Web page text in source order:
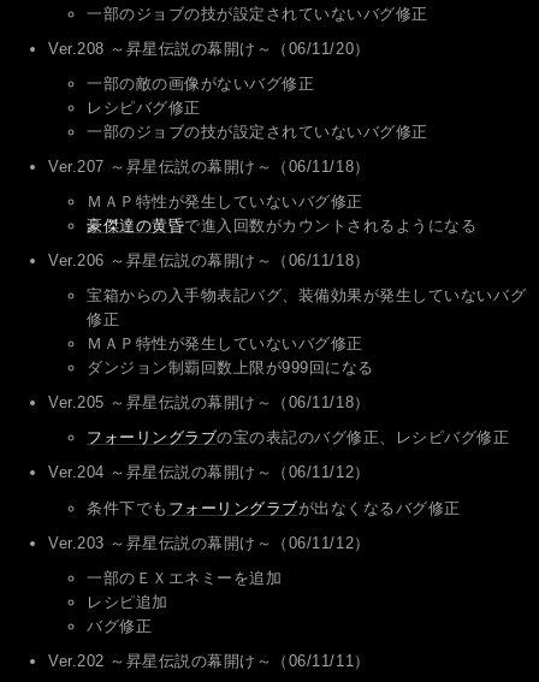
一部のジョブの技が設定されていないバグ修正
Ver.208 ～昇星伝説の幕開け～（06/11/20）
一部の敵の画像がないバグ修正
レシピバグ修正
一部のジョブの技が設定されていないバグ修正
Ver.207 ～昇星伝説の幕開け～（06/11/18）
ＭＡＰ特性が発生していないバグ修正
豪傑達の黄昏で進入回数がカウントされるようになる
Ver.206 ～昇星伝説の幕開け～（06/11/18）
宝箱からの入手物表記バグ、装備効果が発生していないバグ
修正
ＭＡＰ特性が発生していないバグ修正
ダンジョン制覇回数上限が999回になる
Ver.205 ～昇星伝説の幕開け～（06/11/18）
フォーリングラブの宝の表記のバグ修正、レシピバグ修正
Ver.204 ～昇星伝説の幕開け～（06/11/12）
条件下でも フォーリングラブが出なくなるバグ修正
Ver.203 ～昇星伝説の幕開け～（06/11/12）
一部のＥＸエネミーを追加
レシピ追加
バグ修正
Ver.202 ～昇星伝説の幕開け～（06/11/11）